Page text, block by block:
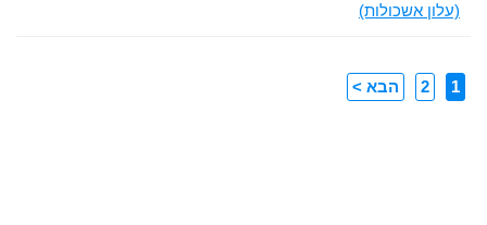
(עלון אשכולות)
1
2 הבא >